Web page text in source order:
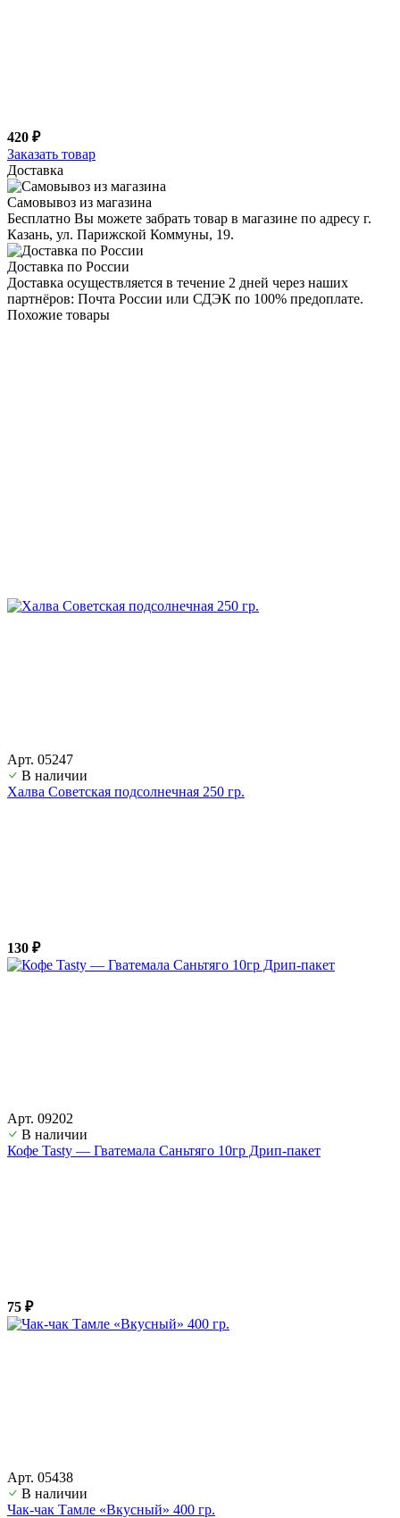
420 ₽
Заказать товар
Доставка
Самовывоз из магазина
Бесплатно Вы можете забрать товар в магазине по адресу г.
Казань, ул. Парижской Коммуны, 19.
Доставка по России
Доставка осуществляется в течение 2 дней через наших
партнёров: Почта России или СДЭК по 100% предоплате.
Похожие товары
Арт. 05247
В наличии
Халва Советская подсолнечная 250 гр.
130 ₽
Арт. 09202
В наличии
Кофе Tasty — Гватемала Саньтяго 10гр Дрип-пакет
75 ₽
Арт. 05438
В наличии
Чак-чак Тамле «Вкусный» 400 гр.